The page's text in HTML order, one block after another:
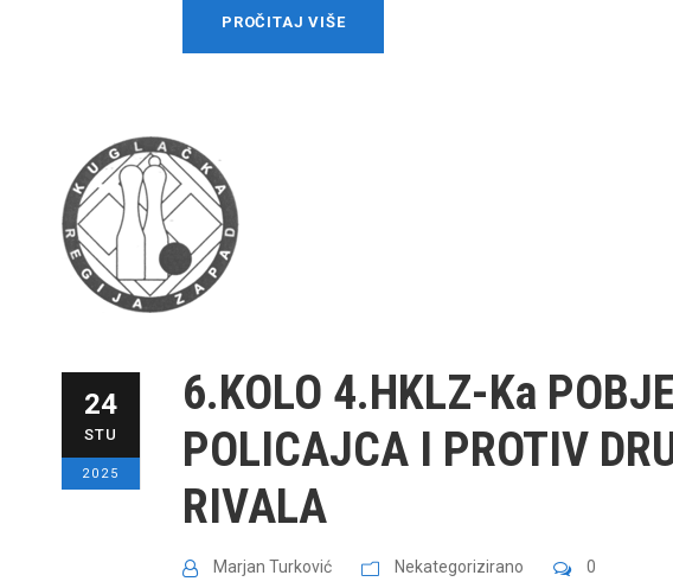
PROČITAJ VIŠE
24
STU
2025
6.KOLO 4.HKLZ-Ka
POLICAJCA I PROTIV
RIVALA
Marjan Turković Nekategorizirano 0